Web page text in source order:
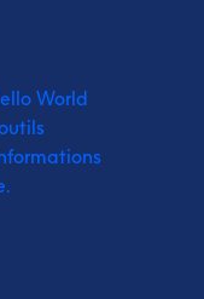
World